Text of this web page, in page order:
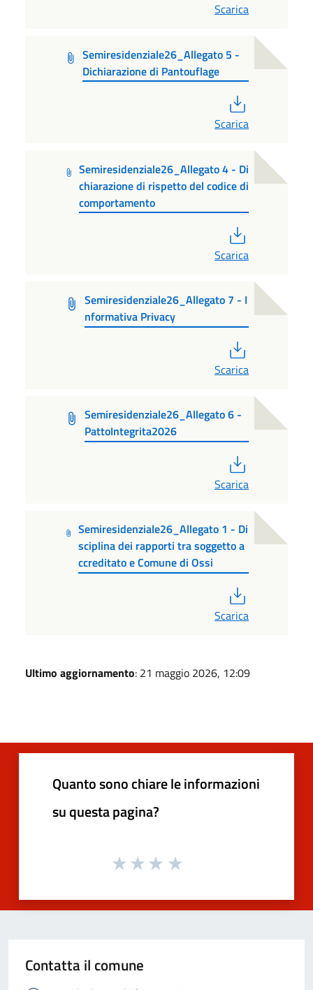
Scarica
Semiresidenziale26_Allegato 5 -
Dichiarazione di Pantouflage
Scarica
Semiresidenziale26_Allegato 4 - Di
chiarazione di rispetto del codice di
comportamento
Scarica
Semiresidenziale26_Allegato 7 - I
nformativa Privacy
Scarica
Semiresidenziale26_Allegato 6 -
PattoIntegrita2026
Scarica
Semiresidenziale26_Allegato 1 - Di
sciplina dei rapporti tra soggetto a
ccreditato e Comune di Ossi
Scarica
Ultimo aggiornamento: 21 maggio 2026, 12:09
Quanto sono chiare le informazioni
su questa pagina?
Contatta il comune